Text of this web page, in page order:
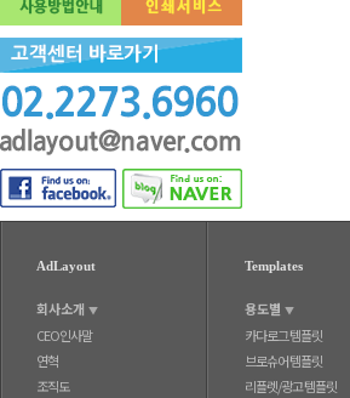
AdLayout
회사소개 ▼
CEO인사말
연혁
조직도
Templates
용도별 ▼
카다로그 템플릿
브로슈어 템플릿
리플렛/광고 템플릿